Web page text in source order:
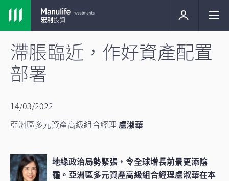
滯脹臨近，作好資產配置
部署
14/03/2022
亞洲區多元資產高級組合經理 盧淑華
地緣政治局勢緊張，令全球增長前景更添陰
霾。亞洲區多元資產高級組合經理盧淑華在本